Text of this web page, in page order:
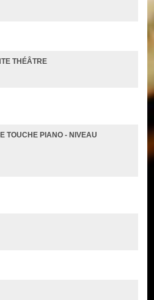
THÉÂTRE
TOUCHE PIANO - NIVEAU